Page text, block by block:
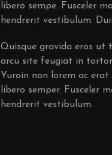
libero sempe. Fusceler
hendrerit vestibulum.
Quisque gravida eros ut
arcu site feugiat in tortor
Yuroin non lorem ac
libero semper. Fusceler
hendrerit vestibulum.